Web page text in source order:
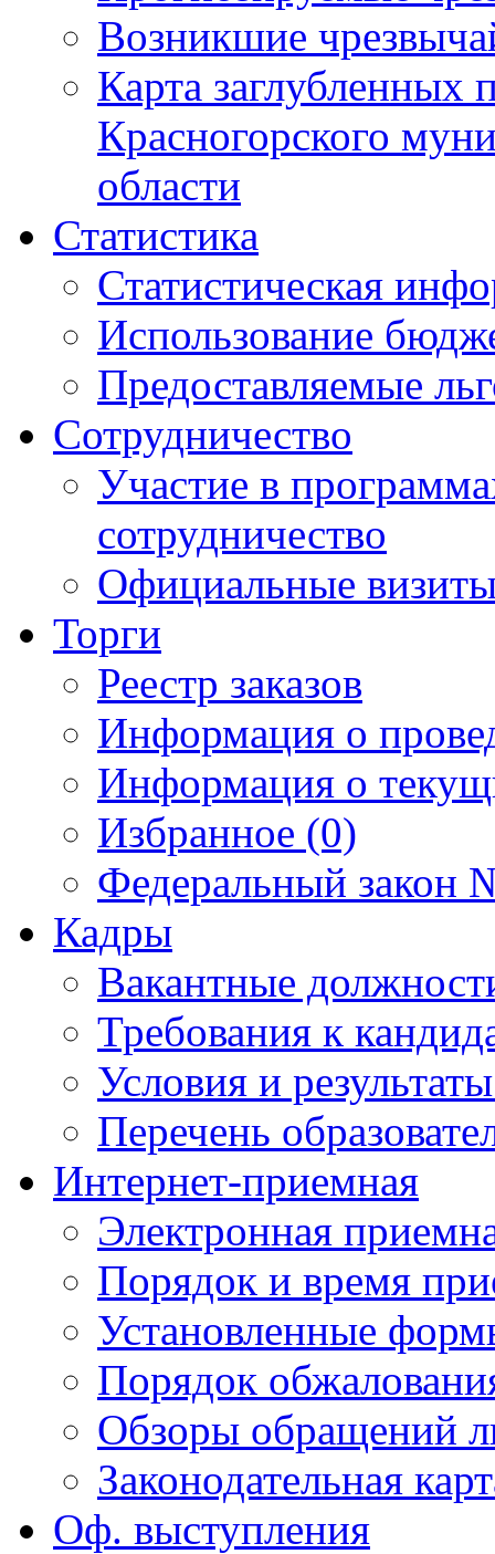
Возникшие
Карта
Красногорского
области
Статистика
Статистическая
Использование
Предоставляемые
Сотрудничество
Участие в
сотрудничество
Официальные
Торги
Реестр заказов
Информация о
Информация о
Избранное (0)
Федеральный закон
Кадры
Вакантные
Требования к
Условия и
Перечень
Интернет-приемная
Электронная
Порядок и время
Установленные
Порядок
Обзоры обращений
Законодательная
Оф. выступления